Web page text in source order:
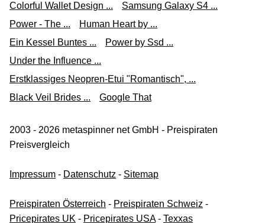
Colorful Wallet Design ...
Samsung Galaxy S4 ...
Power - The ...
Human Heart by ...
Ein Kessel Buntes ...
Power by Ssd ...
Under the Influence ...
Erstklassiges Neopren-Etui "Romantisch", ...
Black Veil Brides ...
Google That
2003 - 2026 metaspinner net GmbH - Preispiraten
Preisvergleich
Impressum - Datenschutz - Sitemap
Preispiraten Österreich - Preispiraten Schweiz -
Pricepirates UK - Pricepirates USA- Texxas